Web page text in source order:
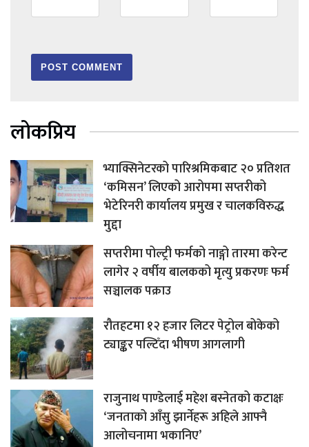
लोकप्रिय
भ्याक्सिनेटरको पारिश्रमिकबाट २० प्रतिशत
‘कमिसन’ लिएको आरोपमा सप्तरीको
भेटेरिनरी कार्यालय प्रमुख र चालकविरुद्ध
मुद्दा
सप्तरीमा पोल्ट्री फर्मको नाङ्गो तारमा करेन्ट
लागेर २ वर्षीय बालकको मृत्यु प्रकरणः फर्म
सञ्चालक पक्राउ
रौतहटमा १२ हजार लिटर पेट्रोल बोकेको
ट्याङ्कर पल्टिँदा भीषण आगलागी
राजुनाथ पाण्डेलाई महेश बस्नेतको कटाक्षः
‘जनताको आँसु झार्नेहरू अहिले आफ्नै
आलोचनामा भकानिए’